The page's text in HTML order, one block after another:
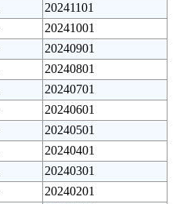
20241101
20241001
20240901
20240801
20240701
20240601
20240501
20240401
20240301
20240201